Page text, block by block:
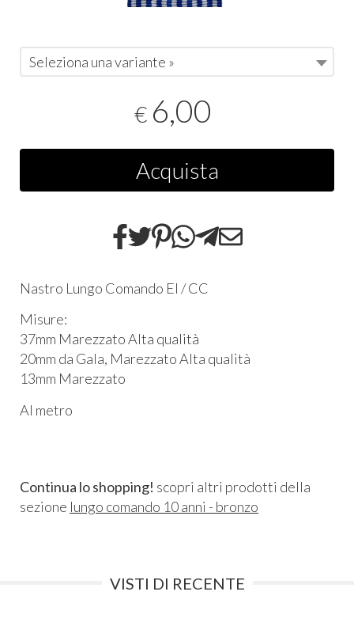
Seleziona una variante »
€ 6,00
Acquista
Nastro Lungo Comando EI / CC
Misure:
37mm Marezzato Alta qualità
20mm da Gala, Marezzato Alta qualità
13mm Marezzato
Al metro
Continua lo shopping! scopri altri prodotti della
sezione lungo comando 10 anni - bronzo
VISTI DI RECENTE